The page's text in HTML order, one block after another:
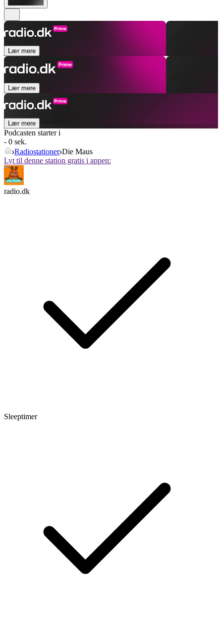
Lær mere
Lær mere
Lær mere
Podcasten starter i
- 0 sek.
Radiostationer Die Maus
Lyt til denne station gratis i appen:
radio.dk
Sleeptimer